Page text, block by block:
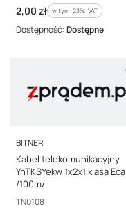
Cena brutto
2,00 zł w tym %s VAT
w tym 23% VAT
Dostępność:Dostępne
PRODUCENT
BITNER
Kabel telekomunikacyjny
YnTKSYekw 1x2x1 klasa Eca
/100m/
Kod producenta
TN0108